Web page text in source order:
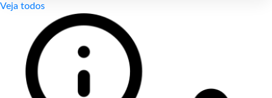
Veja todos